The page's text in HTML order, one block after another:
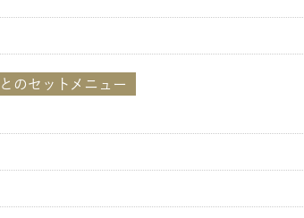
とのセットメニュー